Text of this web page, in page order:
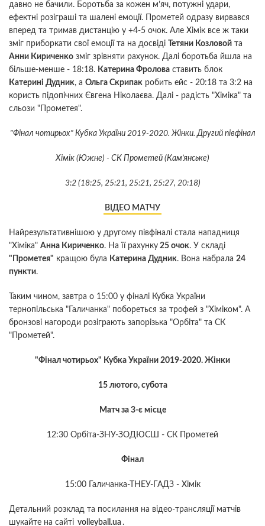
давно не бачили. Боротьба за кожен м’яч, потужні удари,
ефектні розіграші та шалені емоції. Прометей одразу вирвався
вперед та тримав дистанцію у +4-5 очок. Але Хімік все ж таки
зміг приборкати свої емоції та на досвіді
Тетяни Козловой та
Анни Кириченко зміг зрівняти рахунок. Далі боротьба йшла на
більше-менше - 18:18. Катерина Фролова ставить блок
Катерині Дудник, а Ольга Скрипак робить ейс - 20:18 та 3:2 на
користь підопічних Євгена Ніколаєва. Далі - радість "Хіміка" та
сльози "Прометея".
"Фінал чотирьох" Кубка України 2019-2020. Жінки. Другий півфінал
Хімік (Южне) - СК Прометей (Кам’янське)
3:2 (18:25, 25:21, 25:21, 25:27, 20:18)
ВІДЕО МАТЧУ
Найрезультативнішою у другому півфіналі стала нападниця
"Хіміка" Анна Кириченко. На її рахунку 25 очок. У складі
"Прометея" кращою була Катерина Дудник. Вона набрала 24
пункти.
Таким чином, завтра о 15:00 у фіналі Кубка України
тернопільська "Галичанка" побореться за трофей з "Хіміком". А
бронзові нагороди розіграють запорізька "Орбіта" та СК
"Прометей".
"Фінал чотирьох" Кубка України 2019-2020. Жінки
15 лютого, субота
Матч за 3-є місце
12:30 Орбіта-ЗНУ-ЗОДЮСШ - СК Прометей
Фінал
15:00 Галичанка-ТНЕУ-ГАДЗ - Хімік
Детальний розклад та посилання на відео-трансляції матчів
шукайте на сайті volleyball.ua .